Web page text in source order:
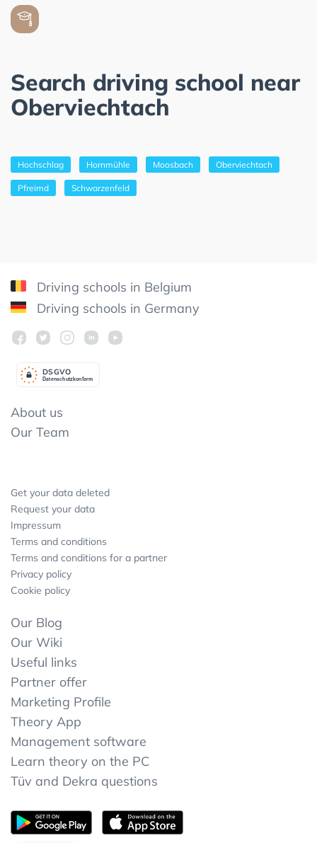
Search driving school near
Oberviechtach
Hochschlag Hornmühle Moosbach Oberviechtach
Pfreimd Schwarzenfeld
Driving schools in Belgium
Driving schools in Germany
Datenschutzkonform
DSGVO
About us
Our Team
Get your data deleted
Request your data
Impressum
Terms and conditions
Terms and conditions for a partner
Privacy policy
Cookie policy
Our Blog
Our Wiki
Useful links
Partner offer
Marketing Profile
Theory App
Management software
Learn theory on the PC
Tüv and Dekra questions